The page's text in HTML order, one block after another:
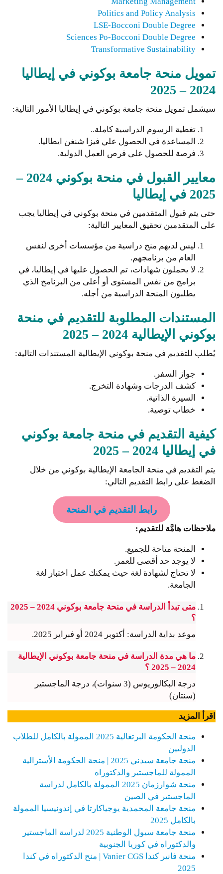
Politics and Policy Analysis
LSE-Bocconi Double Degree
Sciences Po-Bocconi Double Degree
Transformative Sustainability
تمويل منحة جامعة بوكوني في إيطاليا
2024 – 2025
سيشمل تمويل منحة جامعة بوكوني في إيطاليا الأمور التالية:
تغطية الرسوم الدراسية كاملة..
المساعدة في الحصول علي فيزا شنغن ايطاليا.
فرصة للحصول على فرص العمل الدولية.
معايير القبول
في منحة بوكوني 2024 –
2025 في إيطاليا
حتى يتم قبول المتقدمين في منحة بوكوني في إيطاليا يجب
على المتقدمين تحقيق المعايير التالية:
ليس لديهم منح دراسية من مؤسسات أخرى لنفس
العام من برنامجهم.
لا يحملون شهادات، تم الحصول عليها في إيطاليا، في
برامج من نفس المستوى أو أعلى من البرنامج الذي
يطلبون المنحة الدراسية من أجله.
المستندات المطلوبة للتقديم في منحة
بوكوني الإيطالية 2024 – 2025
يُطلب للتقديم في منحة بوكوني الإيطالية المستندات التالية:
جواز السفر.
كشف الدرجات وشهادة التخرج.
السيرة الذاتية.
خطاب توصية.
كيفية التقديم في منحة جامعة بوكوني
في إيطاليا 2024 – 2025
يتم التقديم في منحة الجامعة الإيطالية بوكوني من خلال
الضغط على رابط التقديم التالي:
رابط التقديم في المنحة
ملاحظات هامَّة للتقديم:
المنحة متاحة للجميع.
لا يوجد حد أقصى للعمر.
لا تحتاج لشهادة لغة حيث يمكنك عمل اختبار لغة
الجامعة.
متى تبدأ الدراسة في منحة جامعة بوكوني 2024 – 2025
؟
موعد بداية الدراسة: أكتوبر 2024 أو فبراير 2025.
ما هي مدة الدراسة في منحة جامعة بوكوني الإيطالية
2024 – 2025 ؟
درجة البكالوريوس (3 سنوات)، درجة الماجستير
(سنتان)
اقرأ المزيد
منحة الحكومة البرتغالية 2025 الممولة بالكامل للطلاب
الدوليين
منحة جامعة سيدني 2025 | منحة الحكومة الأسترالية
الممولة للماجستير والدكتوراه
منحة شوارزمان 2025 الممولة بالكامل لدراسة
الماجستير في الصين
منحة جامعة المحمدية يوجياكارتا في إندونيسيا الممولة
بالكامل 2025
منحة جامعة سيول الوطنية 2025 لدراسة الماجستير
والدكتوراه في كوريا الجنوبية
منحة فانير كندا Vanier CGS | منح الدكتوراه في كندا
2025